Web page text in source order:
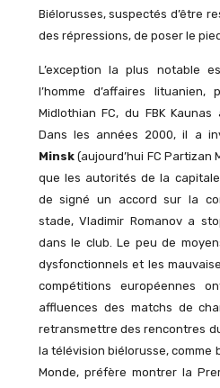
Biélorusses, suspectés d’être
des répressions, de poser le pied
L’exception la plus notable
l’homme d’affaires
Midlothian FC, du FBK
Dans les années 2000, il a
Minsk(aujourd’hui FC Partizan
que les autorités de la
de signé un accord sur la
stade, Vladimir Romanov a
dans le club. Le peu de
dysfonctionnels et les
compétitions européennes
affluences des matchs de
retransmettre des rencontres
la télévision biélorusse, comme
Monde, préfère montrer la